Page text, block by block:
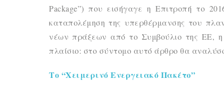
Package”) που εισήγαγε η Επιτροπή το
καταπολέμηση της υπερθέρμανσης του
νέων πράξεων από το Συμβούλιο της ΕΕ, η
πλαίσιο: στο σύντομο αυτό άρθρο θα
Το “Χειμερινό Ενεργειακό Πακέτο”